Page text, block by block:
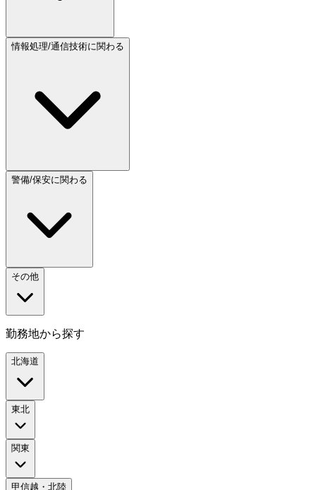
情報処理/通信技術に関わる
警備/保安に関わる
その他
勤務地から探す
北海道
東北
関東
甲信越・北陸